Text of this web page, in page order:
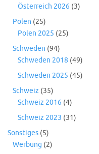
Österreich 2026 (3)
Polen (25)
Polen 2025 (25)
Schweden (94)
Schweden 2018 (49)
Schweden 2025 (45)
Schweiz (35)
Schweiz 2016 (4)
Schweiz 2023 (31)
Sonstiges (5)
Werbung (2)